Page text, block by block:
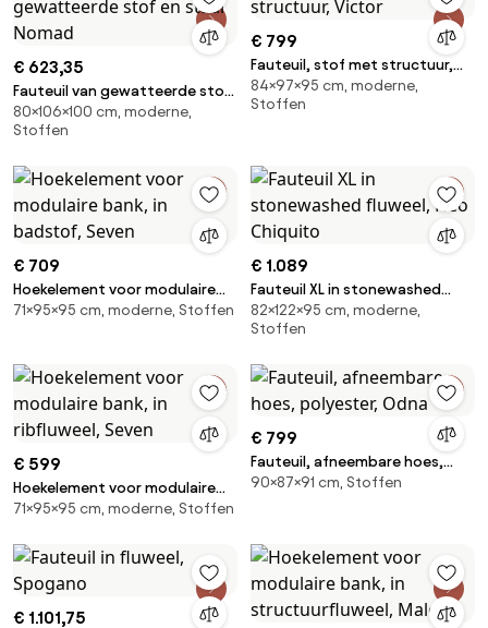
€ 623,35
Fauteuil van gewatteerde stof
en staal Nomad
80×106×100 cm, moderne,
Stoffen
€ 799
Fauteuil, stof met structuur,
Victor
84×97×95 cm, moderne,
Stoffen
€ 709
Hoekelement voor modulaire
bank, in badstof, Seven
71×95×95 cm, moderne, Stoffen
€ 1.089
Fauteuil XL in stonewashed
fluweel, Neo Chiquito
82×122×95 cm, moderne,
Stoffen
€ 599
Hoekelement voor modulaire
bank, in ribfluweel, Seven
71×95×95 cm, moderne, Stoffen
€ 799
Fauteuil, afneembare hoes,
polyester, Odna
90×87×91 cm, Stoffen
€ 1.101,75